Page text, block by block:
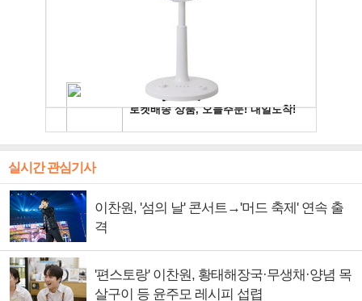
실시간 관심기사
이찬원, '섬의 날' 콘서트→'머드 축제' 연속 출
격
'편스토랑' 이찬원, 황태해장국·무생채·양념 목
살구이 등 윤주모 레시피 섭렵